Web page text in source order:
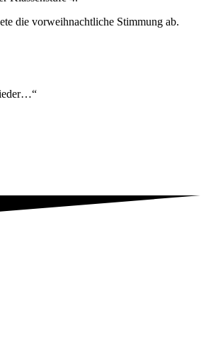
die vorweihnachtliche Stimmung ab.